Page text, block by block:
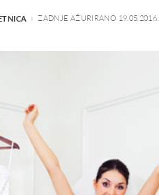
ZADNJE AŽURIRANO 19.05.2016.